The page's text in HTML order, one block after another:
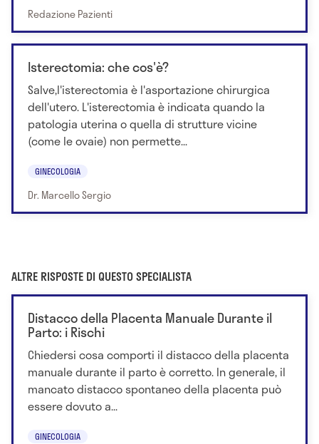
Redazione Pazienti
Isterectomia: che cos'è?
Salve,l'isterectomia è l'asportazione chirurgica
dell'utero. L'isterectomia è indicata quando la
patologia uterina o quella di strutture vicine
(come le ovaie) non permette...
GINECOLOGIA
Dr. Marcello Sergio
ALTRE RISPOSTE DI QUESTO SPECIALISTA
Distacco della Placenta Manuale Durante il
Parto: i Rischi
Chiedersi cosa comporti il distacco della placenta
manuale durante il parto è corretto. In generale, il
mancato distacco spontaneo della placenta può
essere dovuto a...
GINECOLOGIA